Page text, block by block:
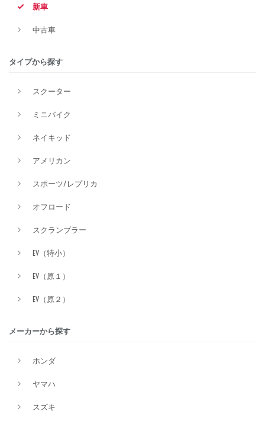
新車
中古車
タイプから探す
スクーター
ミニバイク
ネイキッド
アメリカン
スポーツ/レプリカ
オフロード
スクランブラー
EV（特小）
EV（原１）
EV（原２）
メーカーから探す
ホンダ
ヤマハ
スズキ
価格